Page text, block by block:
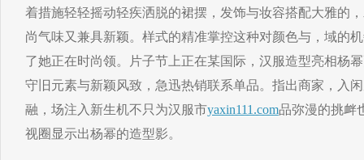
着措施轻轻摇动轻疾洒脱的裙摆，发饰与妆容搭配大雅的
尚气味又兼具新颖。样式的精准掌控这种对颜色与，域的
了她正在时尚领。片子节上正在某国际，汉服造型亮相杨
守旧元素与新颖风致，急迅热销联系单品。指出商家，入
融，场注入新生机不只为汉服市yaxin111.com品弥漫的挑衅
视圈显示出杨幂的造型影。